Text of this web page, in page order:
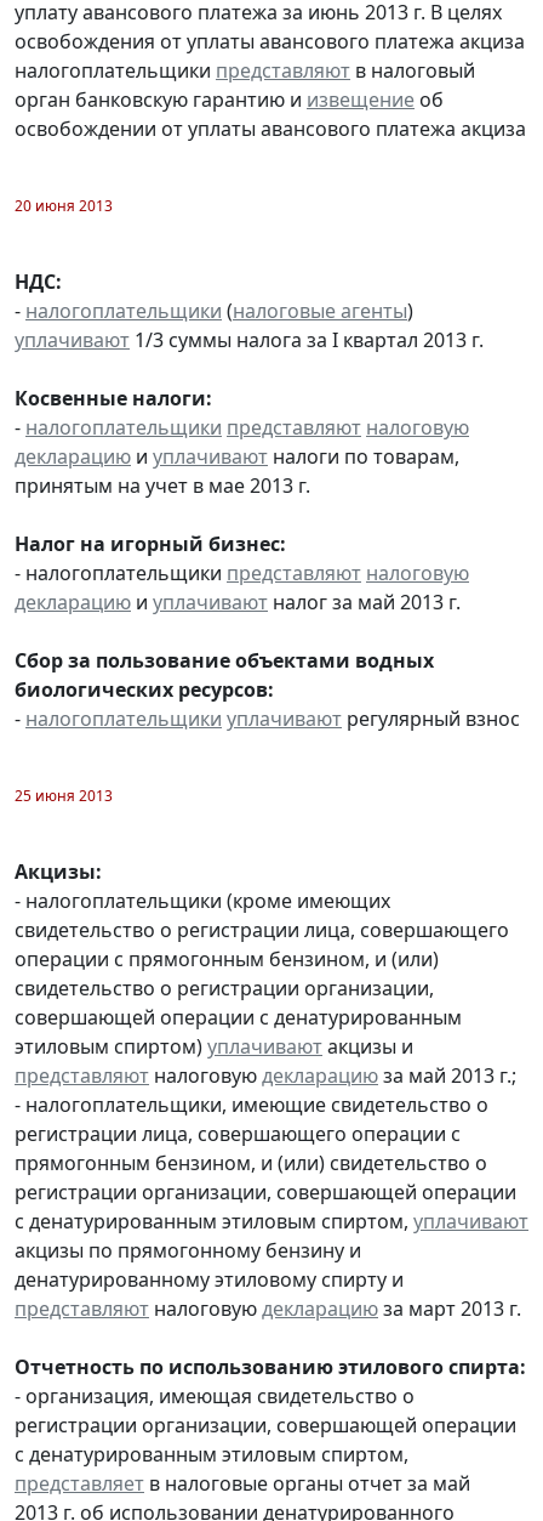
уплату авансового платежа за июнь 2013 г. В целях
освобождения от уплаты авансового платежа акциза
налогоплательщики представляют в налоговый
орган банковскую гарантию и извещение об
освобождении от уплаты авансового платежа акциза
20 июня 2013
НДС:
- налогоплательщики (налоговые агенты)
уплачивают 1/3 суммы налога за I квартал 2013 г.
Косвенные налоги:
- налогоплательщики представляют налоговую
декларацию и уплачивают налоги по товарам,
принятым на учет в мае 2013 г.
Налог на игорный бизнес:
- налогоплательщики представляют налоговую
декларацию и уплачивают налог за май 2013 г.
Сбор за пользование объектами водных
биологических ресурсов:
- налогоплательщики уплачивают регулярный взнос
25 июня 2013
Акцизы:
- налогоплательщики (кроме имеющих
свидетельство о регистрации лица, совершающего
операции с прямогонным бензином, и (или)
свидетельство о регистрации организации,
совершающей операции с денатурированным
этиловым спиртом)уплачиваютакцизы и
представляют налоговуюдекларациюза май 2013 г.;
- налогоплательщики, имеющие свидетельство о
регистрации лица, совершающего операции с
прямогонным бензином, и (или) свидетельство о
регистрации организации, совершающей операции
с денатурированным этиловым спиртом, уплачивают
акцизы по прямогонному бензину и
денатурированному этиловому спирту и
представляют налоговуюдекларациюза март 2013 г.
Отчетность по использованию этилового спирта:
- организация, имеющая свидетельство о
регистрации организации, совершающей операции
с денатурированным этиловым спиртом,
представляет в налоговые органы отчет за май
2013 г. об использовании денатурированного